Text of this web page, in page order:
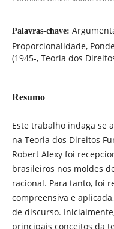
Palavras-chave:
Proporcionalidade,
(1945-, Teoria dos
Resumo
Este trabalho indaga se
na Teoria dos Direitos
Robert Alexy foi
brasileiros nos moldes
racional. Para tanto, foi
compreensiva e
de discurso.
principais conceitos da